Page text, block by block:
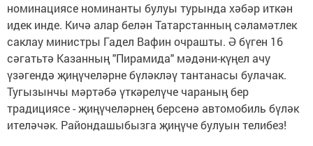
номинациясе номинанты булуы турында хәбәр иткән
идек инде. Кичә алар белән Татарстанның сәламәтлек
саклау министры Гадел Вафин очрашты. Ә бүген 16
сәгатьтә Казанның "Пирамида" мәдәни-күңел ачу
үзәгендә җиңүчеләрне бүләкләү тантанасы булачак.
Тугызынчы мәртәбә үткәрелүче чараның бер
традициясе - җиңүчеләрнең берсенә автомобиль бүләк
ителәчәк. Райондашыбызга җиңүче булуын телибез!